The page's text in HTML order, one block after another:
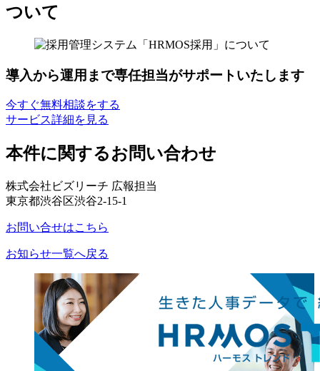
ついて
導入から運用まで専任担当がサポートいたします
今すぐ無料相談をする
サービス詳細を見る
本件に関するお問い合わせ
株式会社ビズリーチ 広報担当
東京都渋谷区渋谷2-15-1
お問い合せはこちら
お知らせ一覧へ戻る